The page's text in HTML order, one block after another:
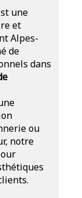
une
et
Alpes-
de
dans
ou
notre